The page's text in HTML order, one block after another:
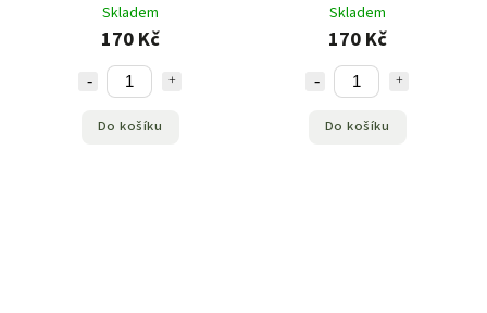
Skladem
170 Kč
Do košíku
Skladem
170 Kč
Do košíku